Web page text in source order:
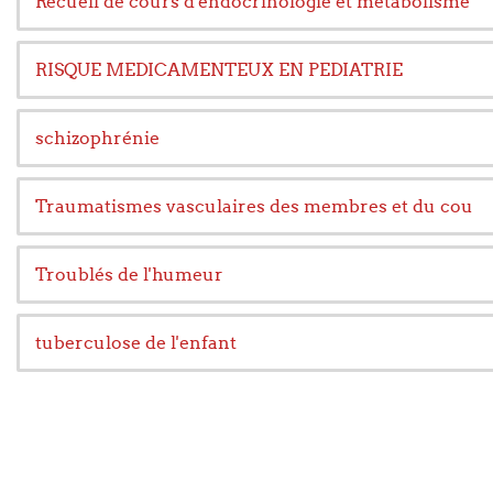
RISQUE MEDICAMENTEUX EN PEDIATRIE
schizophrénie
Traumatismes vasculaires des membres et du cou
Troublés de l'humeur
tuberculose de l'enfant